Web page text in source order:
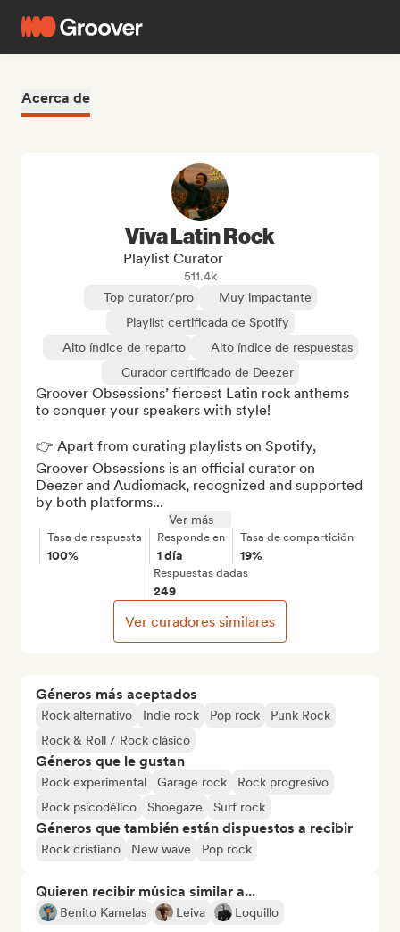
Acerca de
Géneros más aceptados
Rock alternativo Indie rock Pop rock
Punk Rock
Rock & Roll / Rock clásico
Géneros que le gustan
Rock experimental Garage rock
Rock progresivo
Rock psicodélico
Shoegaze Surf rock
Géneros que también están dispuestos a recibir
Rock cristiano New wave Pop rock
Quieren recibir música similar a...
Benito Kamelas Leiva Loquillo
Viva Latin Rock
Playlist Curator
511.4k
Top curator/pro
Muy impactante
Playlist certificada de Spotify
Alto índice de reparto
Alto índice de respuestas
Curador certificado de Deezer
Groover Obsessions’ fiercest Latin rock anthems
to conquer your speakers with style!
👉 Apart from curating playlists on Spotify,
Groover Obsessions is an official curator on
Deezer and Audiomack, recognized and supported
by both platforms...
Ver más
Tasa de respuesta
100%
Responde en
1 día
Tasa de compartición
19%
Respuestas dadas
249
Ver curadores similares